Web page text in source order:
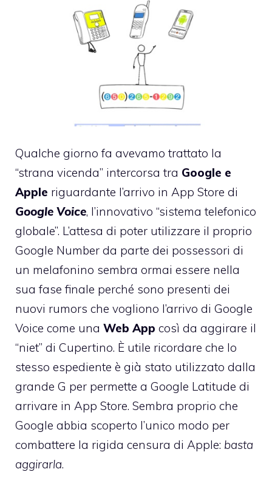
Qualche giorno fa avevamo trattato la
“strana vicenda” intercorsa tra Google e
Apple riguardante l’arrivo in App Store di
Google Voice, l’innovativo “sistema telefonico
globale”. L’attesa di poter utilizzare il proprio
Google Number da parte dei possessori di
un melafonino sembra ormai essere nella
sua fase finale perché sono presenti dei
nuovi rumors che vogliono l’arrivo di Google
Voice come una Web App così da aggirare il
“niet” di Cupertino. È utile ricordare che lo
stesso espediente è già stato utilizzato dalla
grande G per permette a Google Latitude di
arrivare in App Store. Sembra proprio che
Google abbia scoperto l’unico modo per
combattere la rigida censura di Apple: basta
aggirarla.